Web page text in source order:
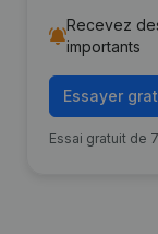
Recevez
importants
Essayer
Essai gratuit de